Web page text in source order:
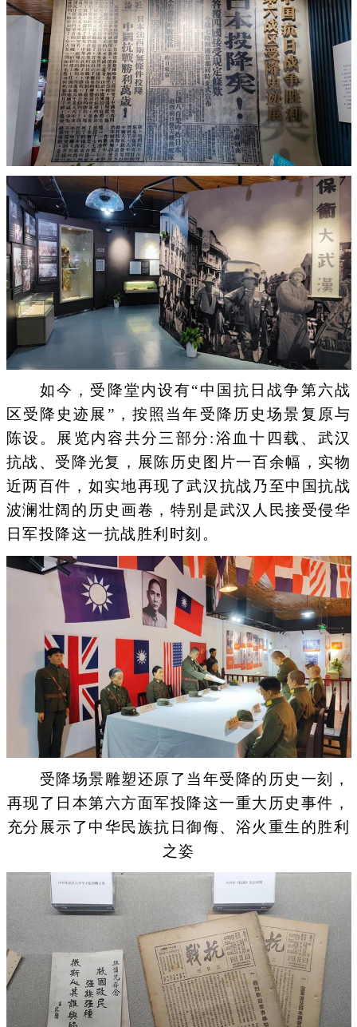
如今，受降堂内设有“中国抗日战争第六战
区受降史迹展”，按照当年受降历史场景复原与
陈设。展览内容共分三部分:浴血十四载、武汉
抗战、受降光复，展陈历史图片一百余幅，实物
近两百件，如实地再现了武汉抗战乃至中国抗战
波澜壮阔的历史画卷，特别是武汉人民接受侵华
日军投降这一抗战胜利时刻。
受降场景雕塑还原了当年受降的历史一刻，
再现了日本第六方面军投降这一重大历史事件，
充分展示了中华民族抗日御侮、浴火重生的胜利
之姿